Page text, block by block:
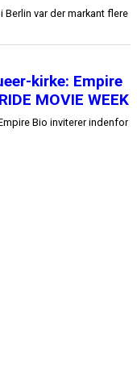
Berlin var der markant flere
kirke: Empire
MOVIE WEEK
Bio inviterer indenfor